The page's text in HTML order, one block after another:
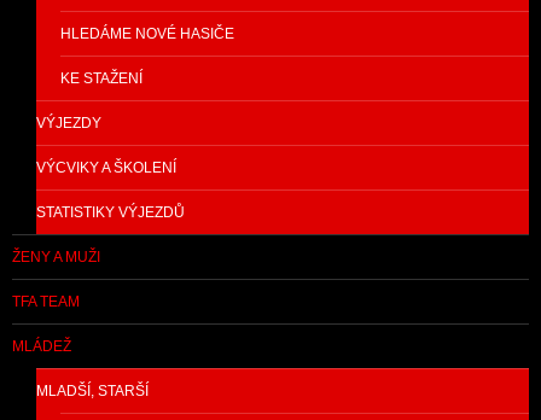
HLEDÁME NOVÉ HASIČE
KE STAŽENÍ
VÝJEZDY
VÝCVIKY A ŠKOLENÍ
STATISTIKY VÝJEZDŮ
ŽENY A MUŽI
TFA TEAM
MLÁDEŽ
MLADŠÍ, STARŠÍ